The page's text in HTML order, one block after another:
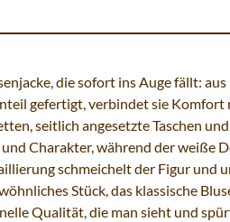
die sofort ins Auge fällt:
gefertigt, verbindet sie
seitlich angesetzte Taschen
Charakter, während der weiße
schmeichelt der Figur und
Stück, das klassische
Qualität, die man sieht und